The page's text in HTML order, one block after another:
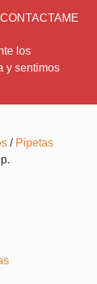
CONTACTAME
los
y sentimos
/ Pipetas